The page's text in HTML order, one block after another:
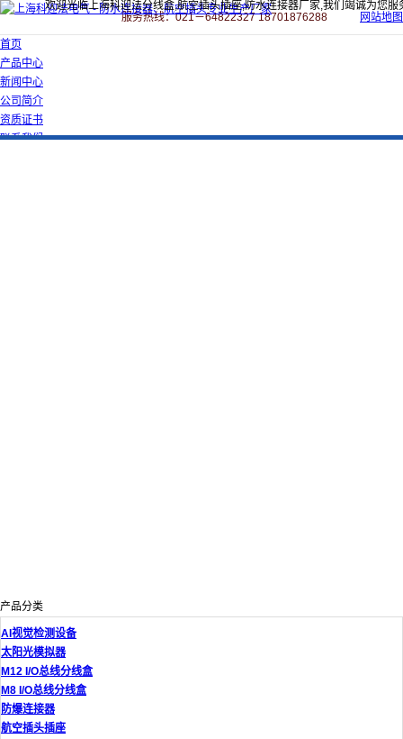
欢迎光临上海科迎法分线盒,航空插头插座,防水连接器厂家,我们竭诚为您服
服务热线：021－64822327 18701876288
网站地图
首页
产品中心
新闻中心
公司简介
资质证书
联系我们
产品分类
AI视觉检测设备
太阳光模拟器
M12 I/O总线分线盒
M8 I/O总线分线盒
防爆连接器
航空插头插座